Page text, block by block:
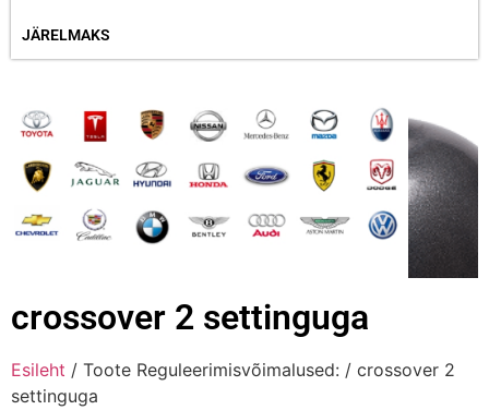
JÄRELMAKS
crossover 2 settinguga
Esileht / Toote Reguleerimisvõimalused: / crossover 2
settinguga